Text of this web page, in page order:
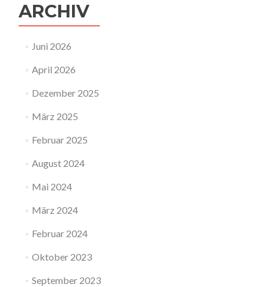
ARCHIV
Juni 2026
April 2026
Dezember 2025
März 2025
Februar 2025
August 2024
Mai 2024
März 2024
Februar 2024
Oktober 2023
September 2023